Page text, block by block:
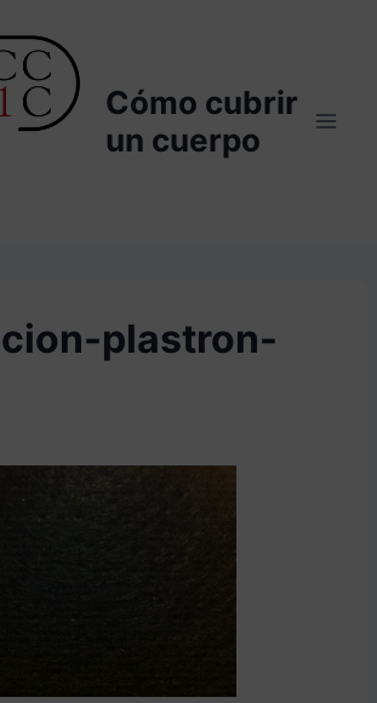
Cómo cubrir
un cuerpo
plastron-